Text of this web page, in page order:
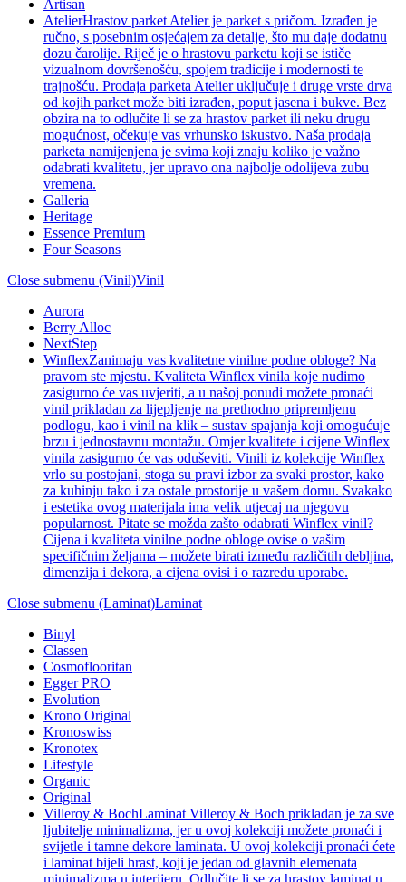
Artisan
AtelierHrastov parket Atelier je parket s pričom. Izrađen je
ručno, s posebnim osjećajem za detalje, što mu daje dodatnu
dozu čarolije. Riječ je o hrastovu parketu koji se ističe
vizualnom dovršenošću, spojem tradicije i modernosti te
trajnošću. Prodaja parketa Atelier uključuje i druge vrste drva
od kojih parket može biti izrađen, poput jasena i bukve. Bez
obzira na to odlučite li se za hrastov parket ili neku drugu
mogućnost, očekuje vas vrhunsko iskustvo. Naša prodaja
parketa namijenjena je svima koji znaju koliko je važno
odabrati kvalitetu, jer upravo ona najbolje odolijeva zubu
vremena.
Galleria
Heritage
Essence Premium
Four Seasons
Close submenu (Vinil)Vinil
Aurora
Berry Alloc
NextStep
WinflexZanimaju vas kvalitetne vinilne podne obloge? Na
pravom ste mjestu. Kvaliteta Winflex vinila koje nudimo
zasigurno će vas uvjeriti, a u našoj ponudi možete pronaći
vinil prikladan za lijepljenje na prethodno pripremljenu
podlogu, kao i vinil na klik – sustav spajanja koji omogućuje
brzu i jednostavnu montažu. Omjer kvalitete i cijene Winflex
vinila zasigurno će vas oduševiti. Vinili iz kolekcije Winflex
vrlo su postojani, stoga su pravi izbor za svaki prostor, kako
za kuhinju tako i za ostale prostorije u vašem domu. Svakako
i estetika ovog materijala ima velik utjecaj na njegovu
popularnost. Pitate se možda zašto odabrati Winflex vinil?
Cijena i kvaliteta vinilne podne obloge ovise o vašim
specifičnim željama – možete birati između različitih debljina,
dimenzija i dekora, a cijena ovisi i o razredu uporabe.
Close submenu (Laminat)Laminat
Binyl
Classen
Cosmoflooritan
Egger PRO
Evolution
Krono Original
Kronoswiss
Kronotex
Lifestyle
Organic
Original
Villeroy & BochLaminat Villeroy & Boch prikladan je za sve
ljubitelje minimalizma, jer u ovoj kolekciji možete pronaći i
svijetle i tamne dekore laminata. U ovoj kolekciji pronaći ćete
i laminat bijeli hrast, koji je jedan od glavnih elemenata
minimalizma u interijeru. Odlučite li se za hrastov laminat u